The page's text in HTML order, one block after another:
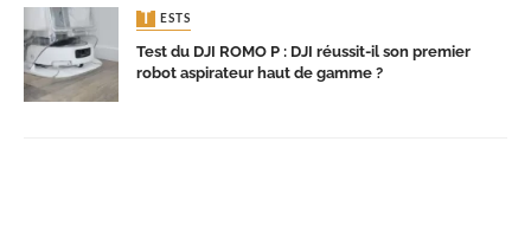
TESTS
Test du DJI ROMO P : DJI réussit-il son premier
robot aspirateur haut de gamme ?